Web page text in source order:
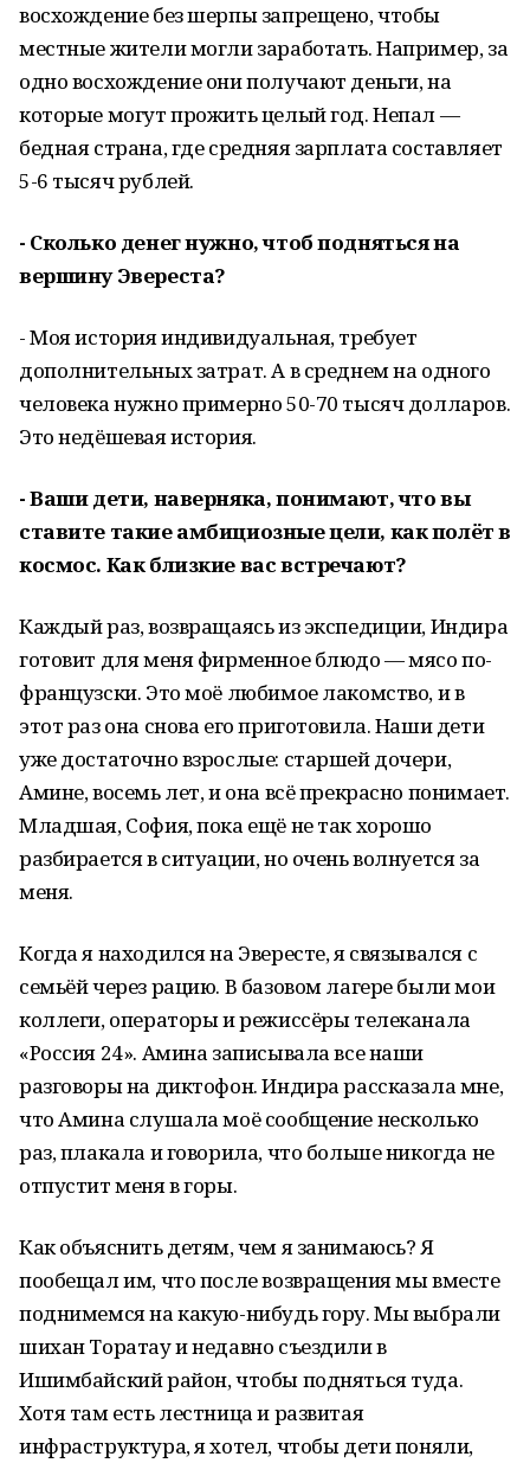
восхождение без шерпы запрещено, чтобы
местные жители могли заработать. Например, за
одно восхождение они получают деньги, на
которые могут прожить целый год. Непал —
бедная страна, где средняя зарплата составляет
5-6 тысяч рублей.
- Сколько денег нужно, чтоб подняться на
вершину Эвереста?
- Моя история индивидуальная, требует
дополнительных затрат. А в среднем на одного
человека нужно примерно 50-70 тысяч долларов.
Это недёшевая история.
- Ваши дети, наверняка, понимают, что вы
ставите такие амбициозные цели, как полёт в
космос. Как близкие вас встречают?
Каждый раз, возвращаясь из экспедиции, Индира
готовит для меня фирменное блюдо — мясо по-
французски. Это моё любимое лакомство, и в
этот раз она снова его приготовила. Наши дети
уже достаточно взрослые: старшей дочери,
Амине, восемь лет, и она всё прекрасно понимает.
Младшая, София, пока ещё не так хорошо
разбирается в ситуации, но очень волнуется за
меня.
Когда я находился на Эвересте, я связывался с
семьёй через рацию. В базовом лагере были мои
коллеги, операторы и режиссёры телеканала
«Россия 24». Амина записывала все наши
разговоры на диктофон. Индира рассказала мне,
что Амина слушала моё сообщение несколько
раз, плакала и говорила, что больше никогда не
отпустит меня в горы.
Как объяснить детям, чем я занимаюсь? Я
пообещал им, что после возвращения мы вместе
поднимемся на какую-нибудь гору. Мы выбрали
шихан Торатау и недавно съездили в
Ишимбайский район, чтобы подняться туда.
Хотя там есть лестница и развитая
инфраструктура, я хотел, чтобы дети поняли,